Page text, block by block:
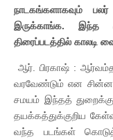
நாடகங்களாகவும்
இருக்காங்க. இந்த
திரைப்படத்தில்
ஆர். பிரகாஷ் :
வரவேண்டும் என சின்ன
சமயம் இந்தத்
தயக்கத்துக்குறிய
வந்த படங்கள்